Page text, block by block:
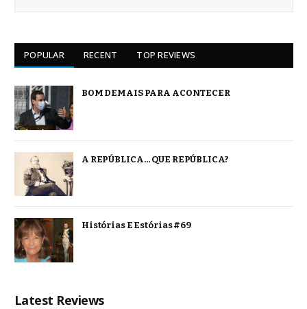
POPULAR RECENT TOP REVIEWS
BOM DEMAIS PARA ACONTECER
A REPÚBLICA… QUE REPÚBLICA?
Histórias E Estórias #69
Latest Reviews